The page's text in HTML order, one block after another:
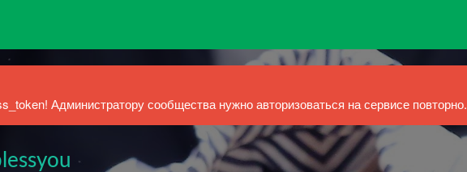
Администратору сообщества нужно авторизоваться на сервисе повторно.